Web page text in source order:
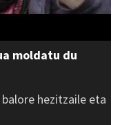
moldatu du
hezitzaile eta